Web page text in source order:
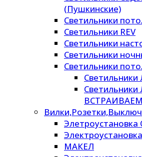
(Пушкинские)
Светильники
Светильники REV
Светильники
Светильники
Светильники
МАКЕЛ